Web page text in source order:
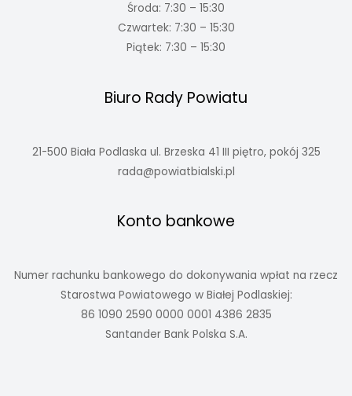
Środa: 7:30 – 15:30
Czwartek: 7:30 – 15:30
Piątek: 7:30 – 15:30
Biuro Rady Powiatu
21-500 Biała Podlaska ul. Brzeska 41 III piętro, pokój 325
rada@powiatbialski.pl
Konto bankowe
Numer rachunku bankowego do dokonywania wpłat na rzecz
Starostwa Powiatowego w Białej Podlaskiej:
86 1090 2590 0000 0001 4386 2835
Santander Bank Polska S.A.